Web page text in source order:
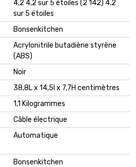
4,2 4,2 sur 5 étoiles (2 142) 4,2
sur 5 étoiles
Bonsenkitchen
Acrylonitrile butadiène styrène
(ABS)
Noir
38,8L x 14,5l x 7,7H centimètres
1,1 Kilogrammes
Câble électrique
Automatique
Bonsenkitchen